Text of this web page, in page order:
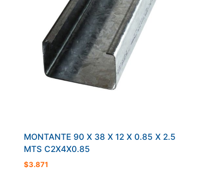
MONTANTE 90 X 38 X 12 X 0.85 X 2.5
MTS C2X4X0.85
$3.871